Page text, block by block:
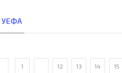
УЕФА
1 12 13 14 15